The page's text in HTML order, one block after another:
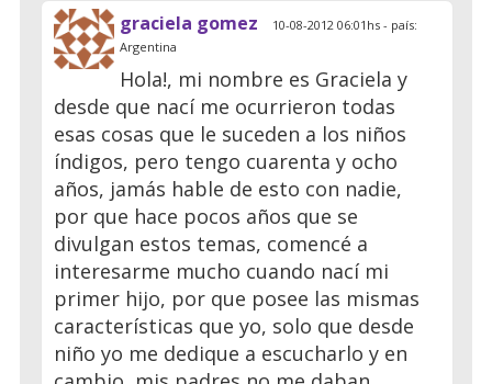
graciela gomez 10-08-2012 06:01hs - país:
Argentina
Hola!, mi nombre es Graciela y
desde que nací me ocurrieron todas
esas cosas que le suceden a los niños
índigos, pero tengo cuarenta y ocho
años, jamás hable de esto con nadie,
por que hace pocos años que se
divulgan estos temas, comencé a
interesarme mucho cuando nací mi
primer hijo, por que posee las mismas
características que yo, solo que desde
niño yo me dedique a escucharlo y en